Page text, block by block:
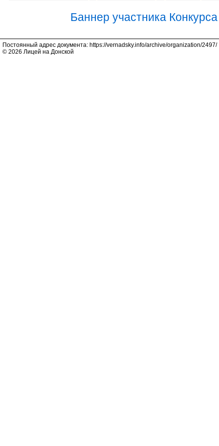
Баннер участника Конкурса
Постоянный адрес документа: https://vernadsky.info/archive/organization/2497/
© 2026 Лицей на Донской